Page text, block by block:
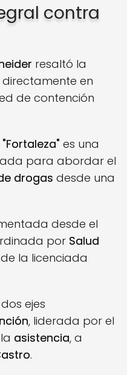
contra
resaltó la
en
de contención
"Fortaleza" es una
para abordar el
drogas desde una
desde el
por Salud
la licenciada
ejes
, liderada por el
asistencia, a
.